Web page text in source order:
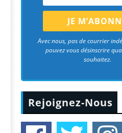
Avec nous, pas de courrier
pouvez vous désinscrire
souhaitez.
Rejoignez-Nous